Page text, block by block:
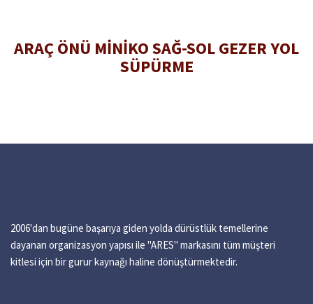
ARAÇ ÖNÜ MİNİKO SAĞ-SOL GEZER YOL
SÜPÜRME
2006'dan bugüne başarıya giden yolda dürüstlük temellerine
dayanan organizasyon yapısı ile "ARES" markasını tüm müşteri
kitlesi için bir gurur kaynağı haline dönüştürmektedir.